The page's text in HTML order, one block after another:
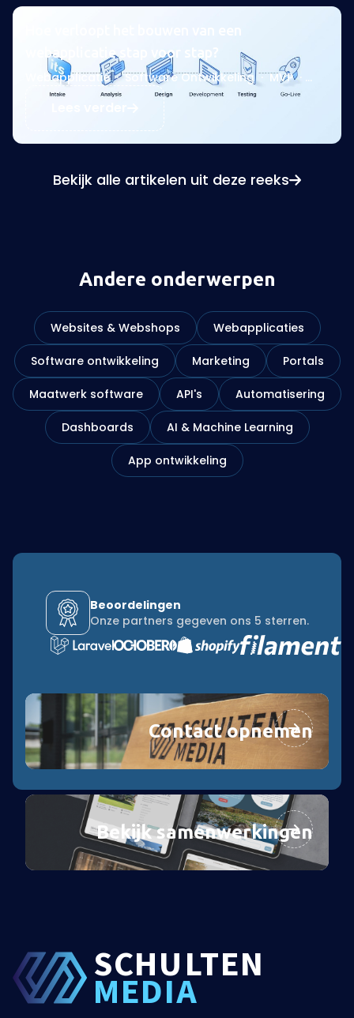
Hoe verloopt het bouwen van een
webapplicatie stap voor stap?
Webapplicatie · Software Ontwikkeling · MVP ·
Sprint
Bekijk alle artikelen uit deze reeks
Andere onderwerpen
Websites & Webshops Webapplicaties
Software ontwikkeling Marketing Portals
Maatwerk software API's Automatisering
Dashboards AI & Machine Learning
App ontwikkeling
Beoordelingen
Onze partners gegeven ons 5 sterren.
Contact opnemen
Bekijk samenwerkingen
SCHULTEN
MEDIA